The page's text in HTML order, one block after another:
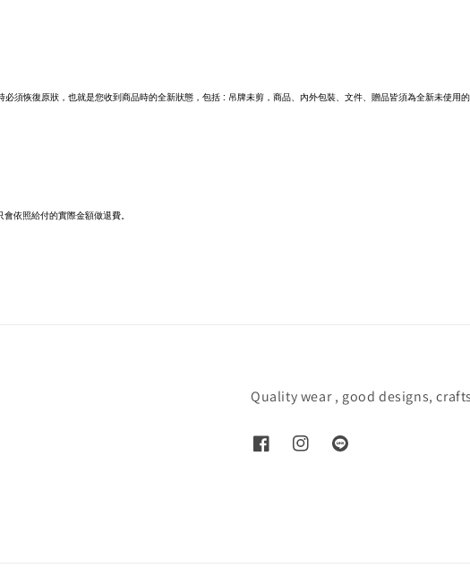
須恢復原狀，也就是您收到商品時的全新狀態，包括 : 吊牌未剪，商品、內外包裝、文件、贈品皆須為全新未使用
依照給付的實際金額做退費。
Quality wear , good designs,